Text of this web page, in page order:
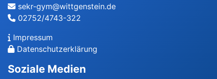
sekr-gym@wittgenstein.de
02752/4743-322
Impressum
Datenschutzerklärung
Soziale Medien